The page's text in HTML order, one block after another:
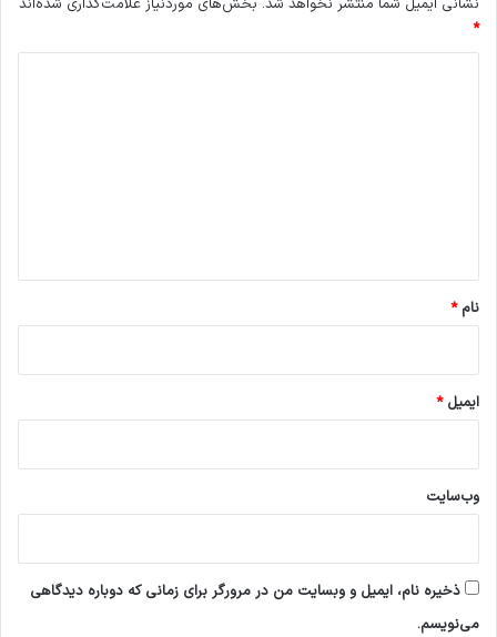
نشانی ایمیل شما منتشر نخواهد شد. بخش‌های موردنیاز علامت‌گذاری شده‌اند
*
نام*
ایمیل*
وب‌سایت
ذخیره نام، ایمیل و وبسایت من در مرورگر برای زمانی که دوباره دیدگاهی
می‌نویسم.